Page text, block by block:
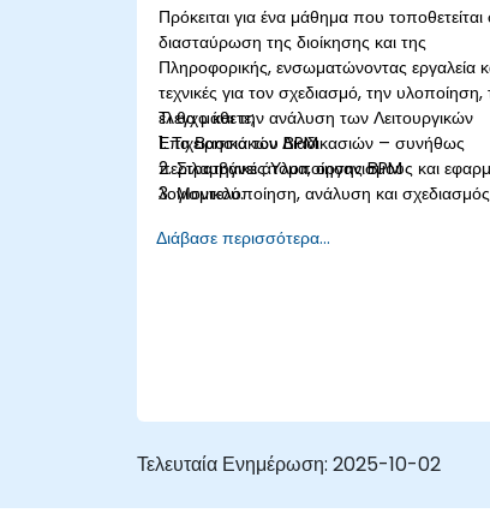
Πρόκειται για ένα μάθημα που τοποθετείται
διασταύρωση της διοίκησης και της
Πληροφορικής, ενσωματώνοντας εργαλεία
τεχνικές για τον σχεδιασμό, την υλοποίηση,
έλεγχο και την ανάλυση των Λειτουργικών
Επιχειρησιακών Διαδικασιών – συνήθως
περιλαμβάνει άτομα, οργανισμούς και
λογισμικού.
συμμετέχοντες θα εισαχθούν σε θέματα κατά
Τι θα μάθετε;
1. Τα Βασικά του BPM
2. Στρατηγικές Υλοποίησης BPM
3. Μοντελοποίηση, ανάλυση και σχεδιασμός
4. Διακυβέρνηση και επιχειρηματικές
Διάβασε περισσότερα...
Τελευταία Ενημέρωση: 2025-10-02